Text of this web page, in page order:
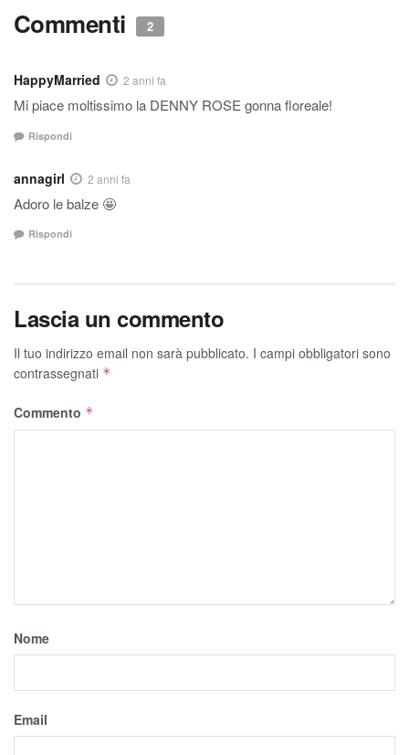
Commenti 2
HappyMarried 2 anni fa
Mi piace moltissimo la DENNY ROSE gonna floreale!
Rispondi
annagirl 2 anni fa
Adoro le balze 🤩
Rispondi
Lascia un commento
Il tuo indirizzo email non sarà pubblicato. I campi obbligatori sono
contrassegnati *
Commento *
Nome
Email